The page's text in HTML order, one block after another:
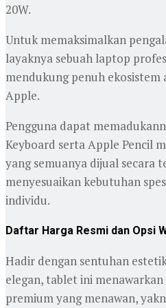
20W.
Untuk memaksimalkan
layaknya sebuah laptop
mendukung penuh ekosistem
Apple.
Pengguna dapat
Keyboard serta Apple Pencil
yang semuanya dijual secara
menyesuaikan kebutuhan
individu.
Daftar Harga Resmi dan Opsi
Hadir dengan sentuhan
elegan, tablet ini
premium yang menawan,